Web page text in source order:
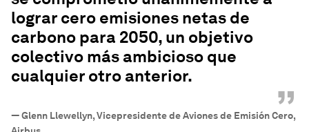
lograr cero emisiones netas de
carbono para 2050, un objetivo
colectivo más ambicioso que
cualquier otro anterior.
”
—Glenn Llewellyn, Vicepresidente de Aviones de Emisión Cero,